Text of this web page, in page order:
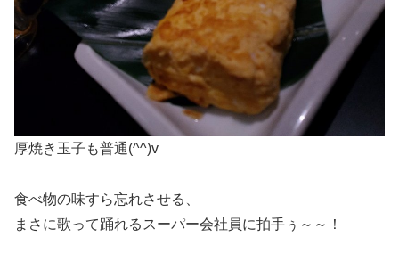
厚焼き玉子も普通(^^)v
食べ物の味すら忘れさせる、
まさに歌って踊れるスーパー会社員に拍手ぅ～～！